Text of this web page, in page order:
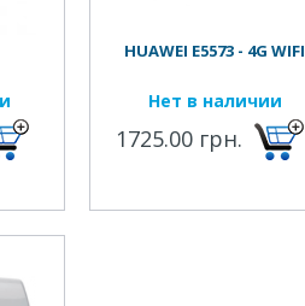
HUAWEI E5573 - 4G WIFI
Нет в наличии
1725.00 грн.